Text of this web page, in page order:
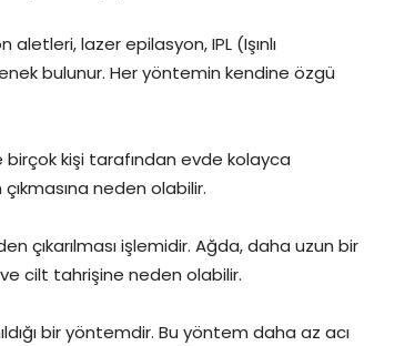
lazer epilasyon, IPL (Işınlı
bulunur. Her yöntemin kendine özgü
birçok kişi tarafından evde kolayca
neden olabilir.
çıkarılması işlemidir. Ağda, daha uzun bir
cilt tahrişine neden olabilir.
bir yöntemdir. Bu yöntem daha az acı